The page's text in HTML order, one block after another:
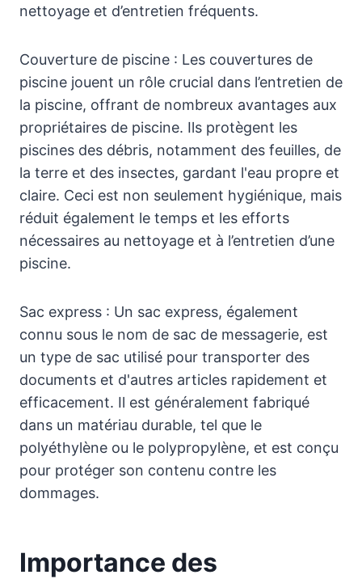
nettoyage et d’entretien fréquents.
Couverture de piscine : Les couvertures de
piscine jouent un rôle crucial dans l’entretien de
la piscine, offrant de nombreux avantages aux
propriétaires de piscine. Ils protègent les
piscines des débris, notamment des feuilles, de
la terre et des insectes, gardant l'eau propre et
claire. Ceci est non seulement hygiénique, mais
réduit également le temps et les efforts
nécessaires au nettoyage et à l’entretien d’une
piscine.
Sac express : Un sac express, également
connu sous le nom de sac de messagerie, est
un type de sac utilisé pour transporter des
documents et d'autres articles rapidement et
efficacement. Il est généralement fabriqué
dans un matériau durable, tel que le
polyéthylène ou le polypropylène, et est conçu
pour protéger son contenu contre les
dommages.
Importance des